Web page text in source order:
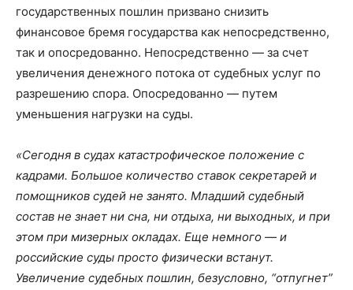
государственных пошлин призвано снизить
финансовое бремя государства как непосредственно,
так и опосредованно. Непосредственно — за счет
увеличения денежного потока от судебных услуг по
разрешению спора. Опосредованно — путем
уменьшения нагрузки на суды.
«Сегодня в судах катастрофическое положение с
кадрами. Большое количество ставок секретарей и
помощников судей не занято. Младший судебный
состав не знает ни сна, ни отдыха, ни выходных, и при
этом при мизерных окладах. Еще немного — и
российские суды просто физически встанут.
Увеличение судебных пошлин, безусловно, “отпугнет”